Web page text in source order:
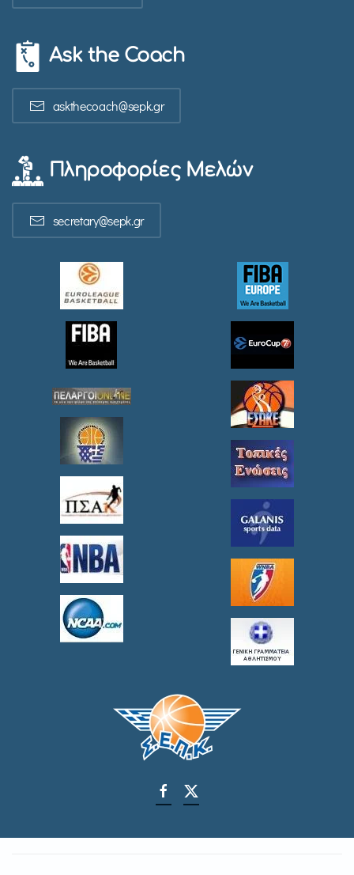
Ask the Coach
askthecoach@sepk.gr
Πληροφορίες Μελών
secretary@sepk.gr